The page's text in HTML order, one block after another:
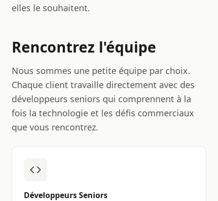
elles le souhaitent.
Rencontrez l'équipe
Nous sommes une petite équipe par choix.
Chaque client travaille directement avec des
développeurs seniors qui comprennent à la
fois la technologie et les défis commerciaux
que vous rencontrez.
Développeurs Seniors